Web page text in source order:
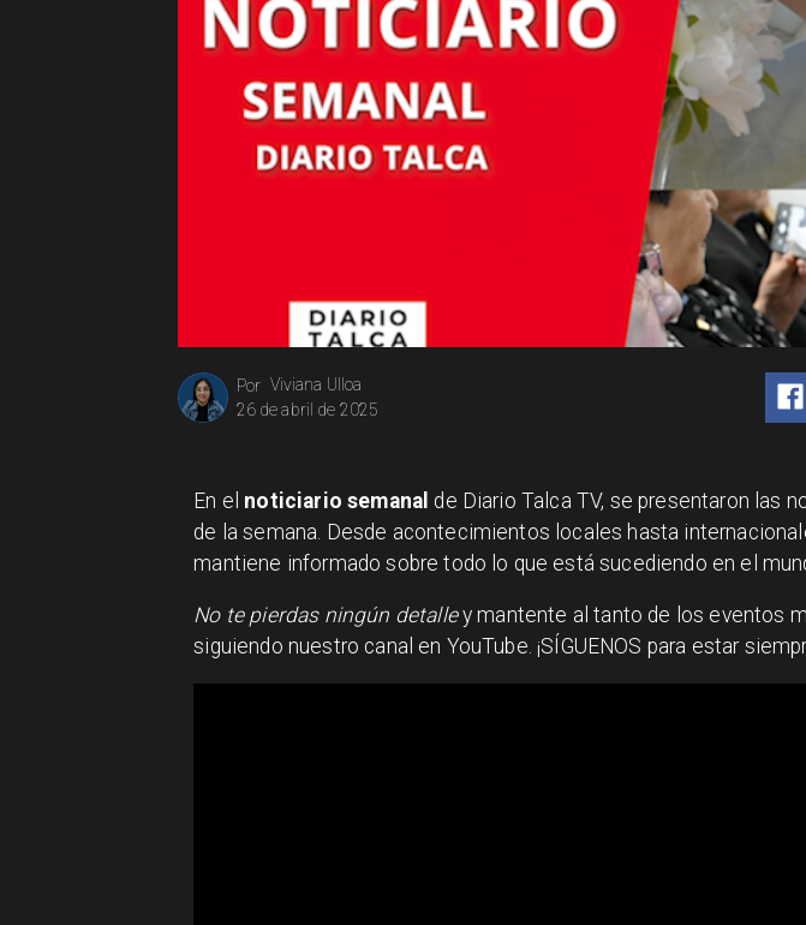
Viviana Ulloa
Por
26 de abril de 2025
En el noticiario semanal de Diario Talca TV, se presentaron las
de la semana. Desde acontecimientos locales hasta
mantiene informado sobre todo lo que está sucediendo en el
No te pierdas ningún detalley mantente al tanto de los eventos
siguiendo nuestro canal en YouTube. ¡SÍGUENOS para estar